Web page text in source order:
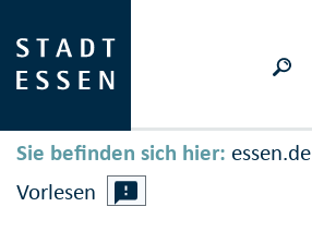
Sie befinden sich hier: essen.de
Vorlesen